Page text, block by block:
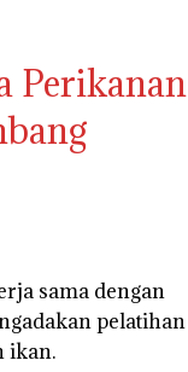
Perikanan
sama dengan
pelatihan
ikan.